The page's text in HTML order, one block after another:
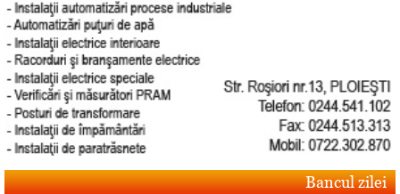
Bancul zilei